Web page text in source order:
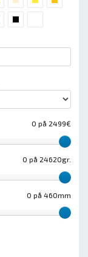
0 på 2499€
0 på 24620gr.
0 på 460mm